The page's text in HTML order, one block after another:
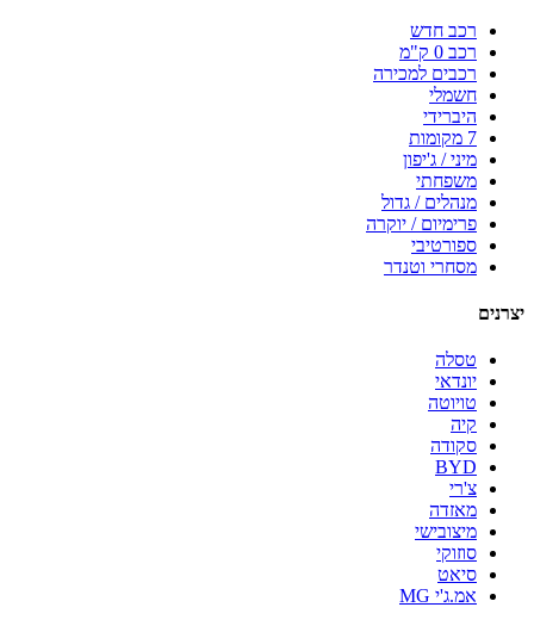
רכב חדש
רכב 0 ק"מ
רכבים למכירה
חשמלי
היברידי
7 מקומות
מיני / ג'יפון
משפחתי
מנהלים / גדול
פרימיום / יוקרה
ספורטיבי
מסחרי וטנדר
יצרנים
טסלה
יונדאי
טויוטה
קיה
סקודה
BYD
צ'רי
מאזדה
מיצובישי
סוזוקי
סיאט
אמ.ג'י MG